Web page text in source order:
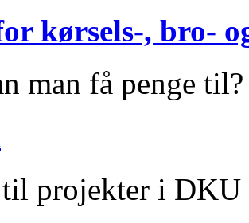
kørsels-, bro-
man få penge til?
projekter i DKU